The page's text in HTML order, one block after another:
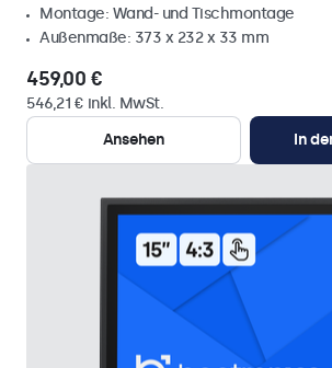
Montage: Wand- und Tischmontage
Außenmaße: 373 x 232 x 33 mm
459,00 €
546,21 € inkl. MwSt.
Ansehen
In